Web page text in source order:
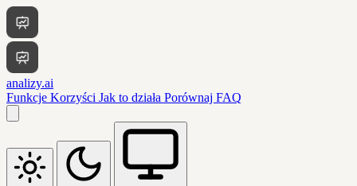
analizy.ai
Funkcje Korzyści Jak to działa Porównaj FAQ